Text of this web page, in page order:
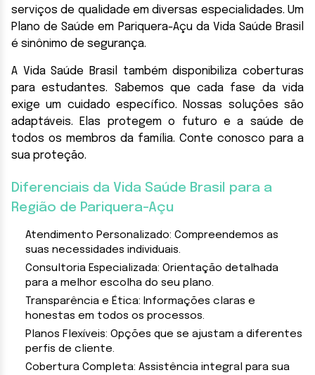
serviços de qualidade em diversas especialidades. Um
Plano de Saúde em Pariquera-Açu da Vida Saúde Brasil
é sinônimo de segurança.
A Vida Saúde Brasil também disponibiliza coberturas
para estudantes. Sabemos que cada fase da vida
exige um cuidado específico. Nossas soluções são
adaptáveis. Elas protegem o futuro e a saúde de
todos os membros da família. Conte conosco para a
sua proteção.
Diferenciais da Vida Saúde Brasil para a
Região de Pariquera-Açu
Atendimento Personalizado: Compreendemos as
suas necessidades individuais.
Consultoria Especializada: Orientação detalhada
para a melhor escolha do seu plano.
Transparência e Ética: Informações claras e
honestas em todos os processos.
Planos Flexíveis: Opções que se ajustam a diferentes
perfis de cliente.
Cobertura Completa: Assistência integral para sua